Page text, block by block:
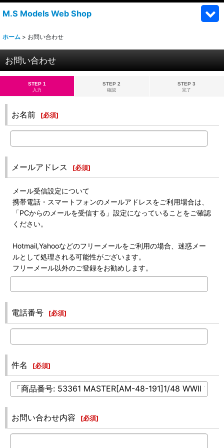
M.S Models Web Shop
ホーム > お問い合わせ
お問い合わせ
STEP 1
入力
STEP 2
確認
STEP 3
完了
お名前 [必須]
メールアドレス [必須]
メール受信設定について
携帯電話・スマートフォンのメールアドレスをご利用場合は、
「PCからのメールを受信する」設定になっていることをご確認
ください。
Hotmail,Yahooなどのフリーメールをご利用の場合、迷惑メー
ルとして処理される可能性がございます。
フリーメール以外のご登録をお勧めします。
電話番号 [必須]
件名 [必須]
お問い合わせ内容 [必須]